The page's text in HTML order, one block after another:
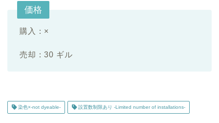
価格
購入：×
売却：30 ギル
染色×-not dyeable- 設置数制限あり -Limited number of installations-